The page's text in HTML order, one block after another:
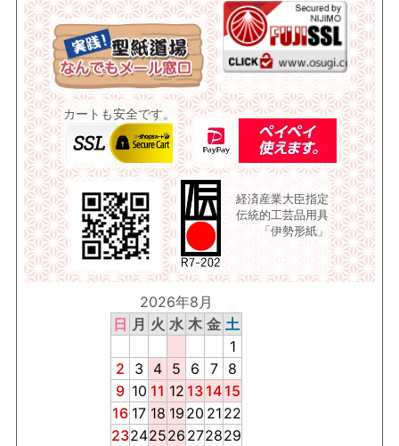
カートも安全です。
経済産業大臣指定
伝統的工芸品用具
「伊勢形紙」
2026年8月
日 月 火 水 木 金 土
1
2
3 4 5 6 7
8
9 10 11 12 13 14 15
16 17 18 19 20 21 22
23242526 272829